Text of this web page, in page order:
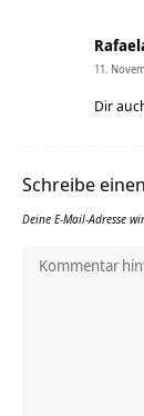
11.
Dir
Schreibe
Deine E-Mail-Adresse